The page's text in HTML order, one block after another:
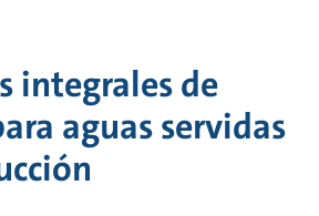
integrales de
aguas servidas